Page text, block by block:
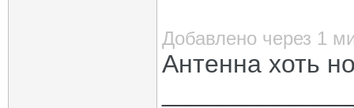
Добавлено через 1
Антенна хоть